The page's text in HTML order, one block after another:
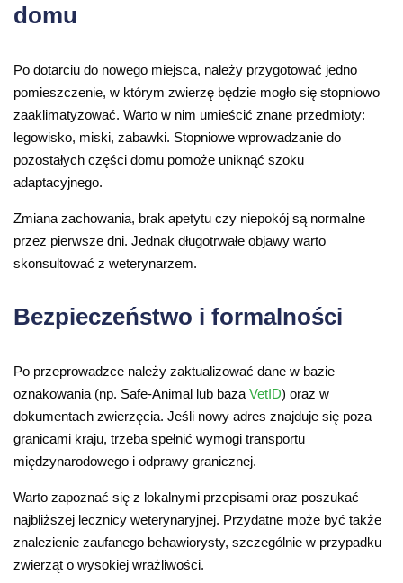
domu
Po dotarciu do nowego miejsca, należy przygotować jedno
pomieszczenie, w którym zwierzę będzie mogło się stopniowo
zaaklimatyzować. Warto w nim umieścić znane przedmioty:
legowisko, miski, zabawki. Stopniowe wprowadzanie do
pozostałych części domu pomoże uniknąć szoku
adaptacyjnego.
Zmiana zachowania, brak apetytu czy niepokój są normalne
przez pierwsze dni. Jednak długotrwałe objawy warto
skonsultować z weterynarzem.
Bezpieczeństwo i formalności
Po przeprowadzce należy zaktualizować dane w bazie
oznakowania (np. Safe-Animal lub baza VetID) oraz w
dokumentach zwierzęcia. Jeśli nowy adres znajduje się poza
granicami kraju, trzeba spełnić wymogi transportu
międzynarodowego i odprawy granicznej.
Warto zapoznać się z lokalnymi przepisami oraz poszukać
najbliższej lecznicy weterynaryjnej. Przydatne może być także
znalezienie zaufanego behawiorysty, szczególnie w przypadku
zwierząt o wysokiej wrażliwości.